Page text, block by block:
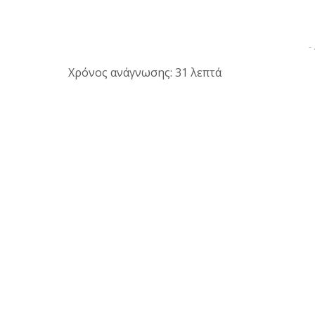
-
Χρόνος ανάγνωσης: 31 λεπτά